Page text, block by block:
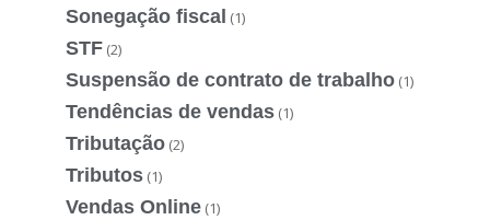
Sonegação fiscal (1)
STF (2)
Suspensão de contrato de trabalho (1)
Tendências de vendas (1)
Tributação (2)
Tributos (1)
Vendas Online (1)